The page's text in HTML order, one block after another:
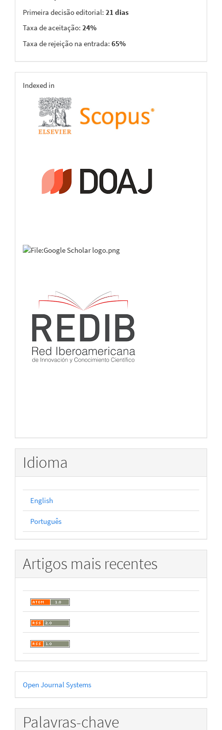
Primeira decisão editorial: 21 dias
Taxa de aceitação: 24%
Taxa de rejeição na entrada: 65%
indexing
Indexed in
Idioma
English
Português
Artigos mais recentes
Desenvolvido
por
Open Journal Systems
Palavras-chave